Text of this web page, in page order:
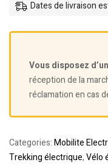
Dates de livraison
Vous disposez
réception de la
réclamation en cas
Categories:Mobilite
Trekking électrique,Vélo